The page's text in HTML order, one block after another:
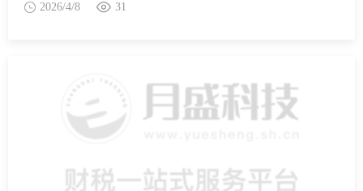
2026/4/8 31